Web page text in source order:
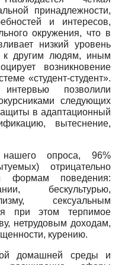
принадлежности,
и интересов,
окружения, что в
низкий уровень
к другим людям, иным
возникновение
«студент-студент».
позволили
следующих
в адаптационный
вытеснение,
опроса, 96%
отрицательно
формам поведения:
бескультурью,
сексуальным
при этом терпимое
нетрудовым доходам,
курению.
домашней среды и